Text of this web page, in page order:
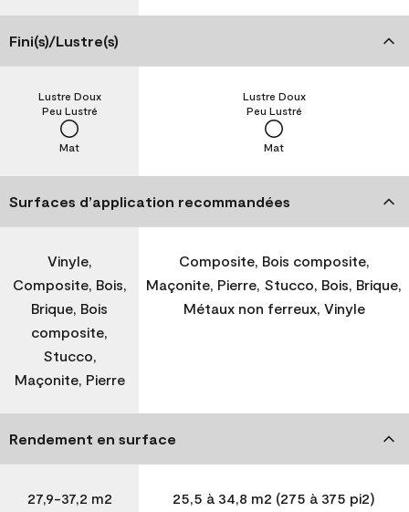
Fini(s)/Lustre(s)
Mat
Peu Lustré
Lustre Doux
Mat
Peu Lustré
Lustre Doux
Surfaces d’application recommandées
Vinyle,
Composite, Bois,
Brique, Bois
composite,
Stucco,
Maçonite, Pierre
Composite, Bois composite,
Maçonite, Pierre, Stucco, Bois, Brique,
Métaux non ferreux, Vinyle
Rendement en surface
27,9-37,2 m2
25,5 à 34,8 m2 (275 à 375 pi2)